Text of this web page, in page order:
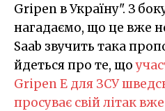
Gripen в Україну". З
нагадаємо, що це вже
Saab звучить така
йдеться про те, що
Gripen E для ЗСУ
просуває свій літак